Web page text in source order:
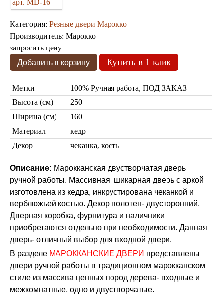
Мозаичные лампы
Лампы со стеклом
Торшеры
Марокканские Мозаичные
Торшеры Мозаика
Торшеры со стеклом
Светильники в хамам
Светильники потолочные
Светильники для кафе и ресторанов
Светильники дизайнерские
Светильники Лофт
Светильники с цепочками
Люстры для мечети
Фонари
Абажуры
Столы и столики
Диваны и кресла
Категория: Резные двери Марокко
Производитель: Марокко
запросить цену
Купить в 1 клик
Метки
100% Ручная работа, ПОД ЗАКАЗ
Высота (см)
250
Ширина (см)
160
Материал
кедр
Декор
чеканка, кость
Описание: Марокканская двустворчатая дверь
ручной работы. Массивная, шикарная дверь с аркой
изготовлена из кедра, инкрустирована чеканкой и
верблюжьей костью. Декор полотен- двусторонний.
Дверная коробка, фурнитура и наличники
приобретаются отдельно при необходимости. Данная
дверь- отличный выбор для входной двери.
В разделе МАРОККАНСКИЕ ДВЕРИ представлены
двери ручной работы в традиционном марокканском
стиле из массива ценных пород дерева- входные и
межкомнатные, одно и двустворчатые.